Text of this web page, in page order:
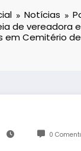
Notícias
de vereadora
em Cemitério
0